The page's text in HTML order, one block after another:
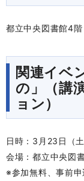
都立中央図書館4
関連イベ
の」（講
ョン）
日時：3月23日（
会場：都立中央図
※参加無料、事前